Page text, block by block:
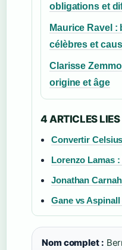
obligations et
Maurice Ravel
célèbres et
Clarisse
origine et âge
4 ARTICLES LIES
Convertir
Lorenzo Lamas
Jonathan
Gane vs
Nom complet :